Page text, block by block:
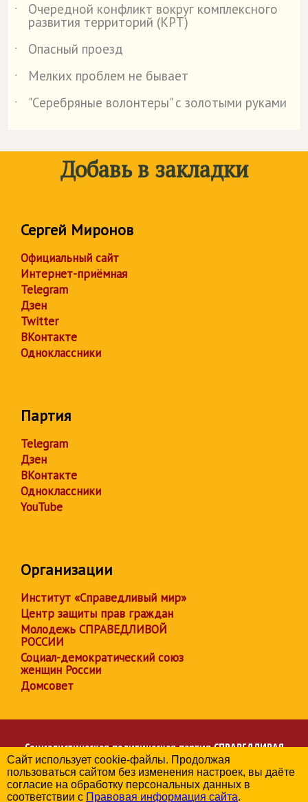
˙
Очередной конфликт вокруг комплексного
развития территорий (КРТ)
˙
Опасный проезд
˙
Мелких проблем не бывает
˙
"Серебряные волонтеры" с золотыми руками
Добавь в закладки
Сергей Миронов
Официальный сайт
Интернет-приёмная
Telegram
Дзен
Twitter
ВКонтакте
Одноклассники
Партия
Telegram
Дзен
ВКонтакте
Одноклассники
YouTube
Организации
Институт «Справедливый мир»
Центр защиты прав граждан
Молодежь СПРАВЕДЛИВОЙ
РОССИИ
Социал-демократический союз
женщин России
Домсовет
Социалистическая политическая партияСПРАВЕДЛИВАЯ
РОССИЯ
Региональное отделение партии в Челябинской области
© 2006-2026
Сайт использует cookie-файлы. Продолжая
пользоваться сайтом без изменения настроек, вы даёте
согласие на обработку персональных данных в
соответствии с Правовая информация сайта.